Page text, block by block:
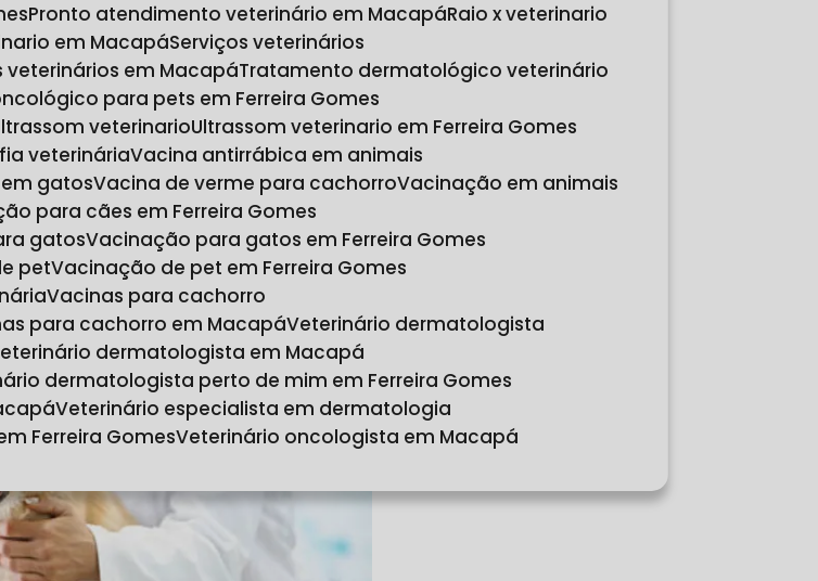
Pronto atendimento veterinário em Macapá Raio x veterinario
em Macapá Serviços veterinários
veterinários em Macapá Tratamento dermatológico veterinário
para pets em Ferreira Gomes
Ultrassom veterinario Ultrassom veterinario em Ferreira Gomes
veterinária Vacina antirrábica em animais
em gatos Vacina de verme para cachorro Vacinação em animais
para cães em Ferreira Gomes
gatos Vacinação para gatos em Ferreira Gomes
pet Vacinação de pet em Ferreira Gomes
Vacinas para cachorro
para cachorro em Macapá Veterinário dermatologista
Veterinário dermatologista em Macapá
dermatologista perto de mim em Ferreira Gomes
Veterinário especialista em dermatologia
Ferreira Gomes Veterinário oncologista em Macapá